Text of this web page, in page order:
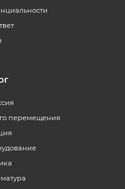
перемещения